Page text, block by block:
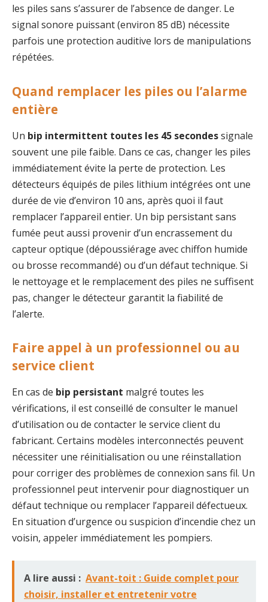
les piles sans s’assurer de l’absence de danger. Le
signal sonore puissant (environ 85 dB) nécessite
parfois une protection auditive lors de manipulations
répétées.
Quand remplacer les piles ou l’alarme
entière
Un bip intermittent toutes les 45 secondessignale
souvent une pile faible. Dans ce cas, changer les piles
immédiatement évite la perte de protection. Les
détecteurs équipés de piles lithium intégrées ont une
durée de vie d’environ 10 ans, après quoi il faut
remplacer l’appareil entier. Un bip persistant sans
fumée peut aussi provenir d’un encrassement du
capteur optique (dépoussiérage avec chiffon humide
ou brosse recommandé) ou d’un défaut technique. Si
le nettoyage et le remplacement des piles ne suffisent
pas, changer le détecteur garantit la fiabilité de
l’alerte.
Faire appel à un professionnel ou au
service client
En cas de bip persistant malgré toutes les
vérifications, il est conseillé de consulter le manuel
d’utilisation ou de contacter le service client du
fabricant. Certains modèles interconnectés peuvent
nécessiter une réinitialisation ou une réinstallation
pour corriger des problèmes de connexion sans fil. Un
professionnel peut intervenir pour diagnostiquer un
défaut technique ou remplacer l’appareil défectueux.
En situation d’urgence ou suspicion d’incendie chez un
voisin, appeler immédiatement les pompiers.
A lire aussi : Avant-toit : Guide complet pour
choisir, installer et entretenir votre